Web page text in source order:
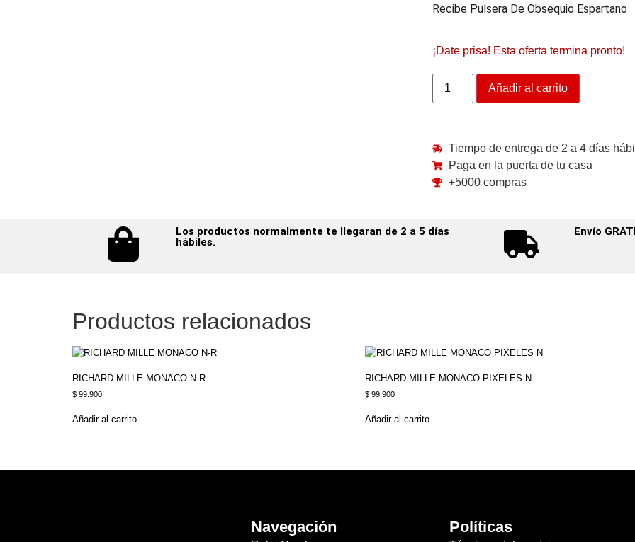
Recibe Pulsera De Obsequio Espartano
¡Date prisa! Esta oferta termina pronto!
Añadir al carrito
Tiempo de entrega de 2 a 4 días
Paga en la puerta de tu casa
+5000 compras
Los productos normalmente te llegaran de 2 a 5 días
hábiles.
Envío
Productos relacionados
RICHARD MILLE MONACO N-R
$ 99.900
Añadir al carrito
RICHARD MILLE MONACO PIXELES N
$ 99.900
Añadir al carrito
Navegación Políticas